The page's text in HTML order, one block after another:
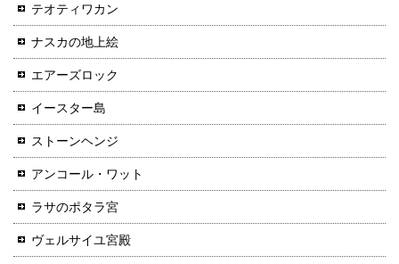
テオティワカン
ナスカの地上絵
エアーズロック
イースター島
ストーンヘンジ
アンコール・ワット
ラサのポタラ宮
ヴェルサイユ宮殿